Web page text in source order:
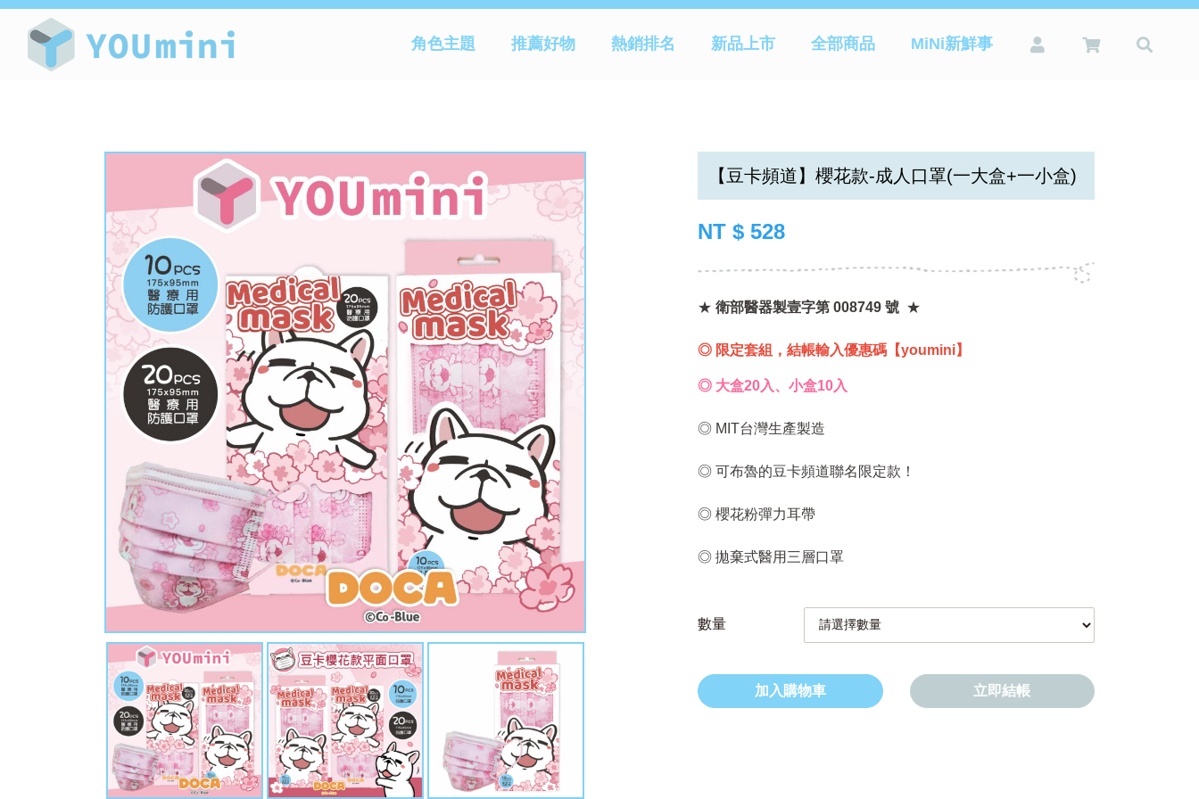
療癒小物-授權商品|YOUmini
角色主題 推薦好物 熱銷排名 新品上市 全部商品 MiNi新鮮事
【豆卡頻道】櫻花款-成人口罩(一大盒+一小盒)
NT $ 528
★ 衛部醫器製壹字第 008749 號 ★
◎ 限定套組，結帳輸入優惠碼【youmini】
◎ 大盒20入、小盒10入
◎ MIT台灣生產製造
◎ 可布魯的豆卡頻道聯名限定款！
◎ 櫻花粉彈力耳帶
◎ 拋棄式醫用三層口罩
數量
加入購物車 立即結帳